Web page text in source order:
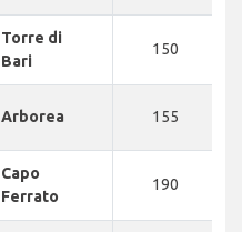
Torre di
Bari
150
Arborea 155
Capo
Ferrato
190